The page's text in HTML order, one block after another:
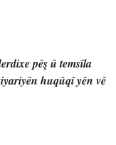
pêş û temsîla
huqûqî yên vê